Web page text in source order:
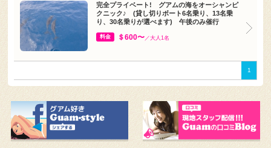
完全プライベート! グアムの海をオーシャンピ
クニック♪ (貸し切りボート6名乗り、13名乗
り、30名乗りが選べます) 午後のみ催行
料金 ＄600〜／大人1名
1